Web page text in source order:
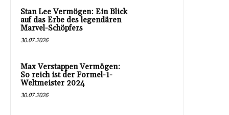
Stan Lee Vermögen: Ein Blick
auf das Erbe des legendären
Marvel-Schöpfers
30.07.2026
Max Verstappen Vermögen:
So reich ist der Formel-1-
Weltmeister 2024
30.07.2026